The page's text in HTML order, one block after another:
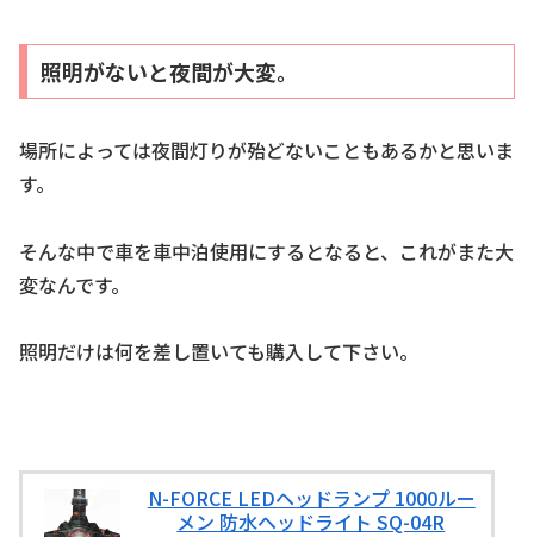
照明がないと夜間が大変。
場所によっては夜間灯りが殆どないこともあるかと思いま
す。
そんな中で車を車中泊使用にするとなると、これがまた大
変なんです。
照明だけは何を差し置いても購入して下さい。
N-FORCE LEDヘッドランプ 1000ルー
メン 防水ヘッドライト SQ-04R